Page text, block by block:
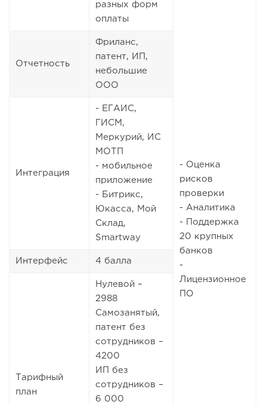
разных форм
оплаты
- Оценка
рисков
проверки
- Аналитика
- Поддержка
20 крупных
банков
-
Лицензионное
ПО
Отчетность
Фриланс,
патент, ИП,
небольшие
ООО
Интеграция
- ЕГАИС,
ГИСМ,
Меркурий, ИС
МОТП
- мобильное
приложение
- Битрикс,
Юкасса, Мой
Склад,
Smartway
Интерфейс 4 балла
Тарифный
план
Нулевой –
2988
Самозанятый,
патент без
сотрудников –
4200
ИП без
сотрудников –
6 000